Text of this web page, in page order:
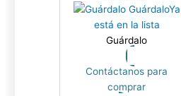
GuárdaloYa
está en la lista
Guárdalo
Contáctanos para
comprar